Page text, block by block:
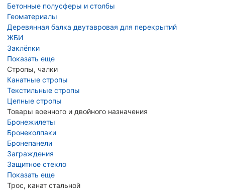
Бетонные полусферы и столбы
Геоматериалы
Деревянная балка двутавровая для перекрытий
ЖБИ
Заклёпки
Показать еще
Стропы, чалки
Канатные стропы
Текстильные стропы
Цепные стропы
Товары военного и двойного назначения
Бронежилеты
Бронеколпаки
Бронепанели
Заграждения
Защитное стекло
Показать еще
Трос, канат стальной